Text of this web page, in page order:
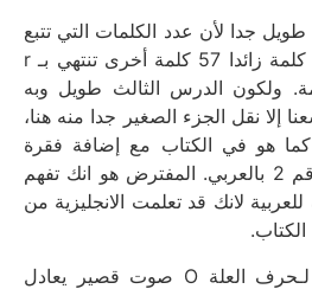
جدا لأن عدد الكلمات التي تتبع
القاعدة كثيرة، فهي 267 كلمة زائدا 57 كلمة أخرى تنتهي بـ r
يعني أنها 324 كلمة. ولكون الدرس الثالث طويل وبه
إلا نقل الجزء الصغير جدا منه هنا،
كما هو في الكتاب مع إضافة فقرة
لشرح لقاعدة الاصوات رقم 2 بالعربي. المفترض هو انك تفهم
لانك قد تعلمت الانجليزية من
الكتاب.
لـحرف العلة O صوت قصير يعادل